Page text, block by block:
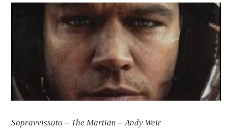
Sopravvissuto – The Martian – Andy Weir